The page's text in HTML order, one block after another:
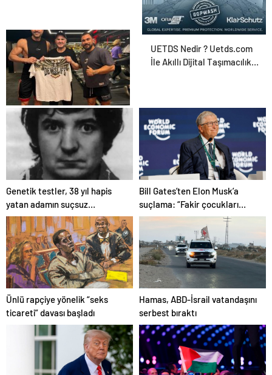
UETDS Nedir ? Uetds.com
İle Akıllı Dijital Taşımacılık
Şafak Sezer’den Fiziksel
Devrim: Batuhan Kuru ile
Sınırları Zorluyor!
Genetik testler, 38 yıl hapis
yatan adamın suçsuz
olduğunu ortaya çıkardı
Bill Gates’ten Elon Musk’a
suçlama: “Fakir çocukları
öldürdü”
Ünlü rapçiye yönelik “seks
ticareti” davası başladı
Hamas, ABD-İsrail vatandaşını
serbest bıraktı